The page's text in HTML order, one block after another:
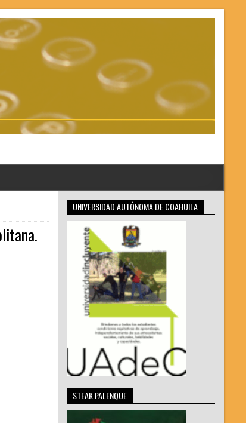
UNIVERSIDAD AUTÓNOMA DE COAHUILA
STEAK PALENQUE